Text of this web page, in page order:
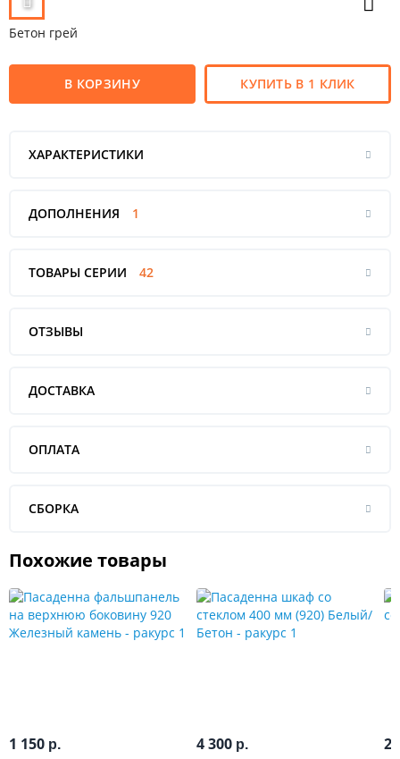
Бетон грей
В КОРЗИНУ КУПИТЬ В 1 КЛИК
ХАРАКТЕРИСТИКИ
ДОПОЛНЕНИЯ 1
ТОВАРЫ СЕРИИ 42
ОТЗЫВЫ
ДОСТАВКА
ОПЛАТА
СБОРКА
Похожие товары
1 150 р. 4 300 р. 2